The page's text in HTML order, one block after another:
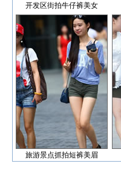
开发区街拍牛仔裤美女
旅游景点抓拍短裤美眉